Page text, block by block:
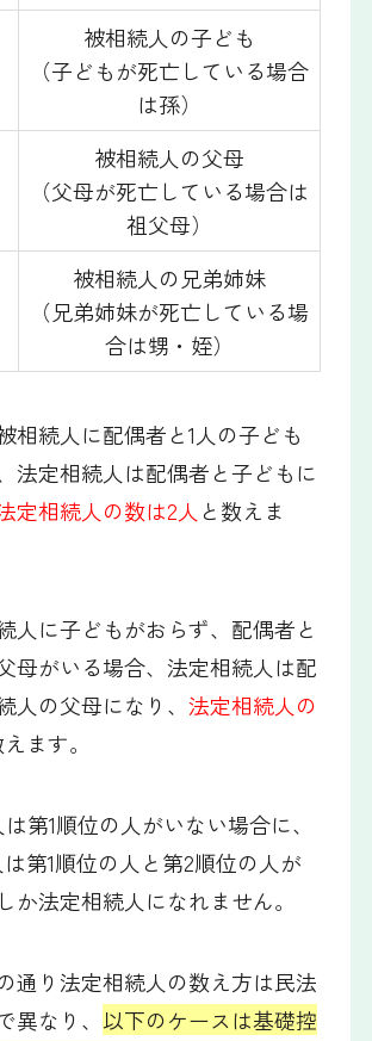
被相続人の子ども
（子どもが死亡している場合
は孫）
被相続人の父母
（父母が死亡している場合は
祖父母）
被相続人の兄弟姉妹
（兄弟姉妹が死亡している場
合は甥・姪）
相続人に配偶者と1人の子ども
法定相続人は配偶者と子どもに
定相続人の数は2人 と数えま
人に子どもがおらず、配偶者と
母がいる場合、法定相続人は配
人の父母になり、法定相続人の
ます。
第1順位の人がいない場合に、
第1順位の人と第2順位の人が
か法定相続人になれません。
通り法定相続人の数え方は民法
異なり、 以下のケースは基礎控